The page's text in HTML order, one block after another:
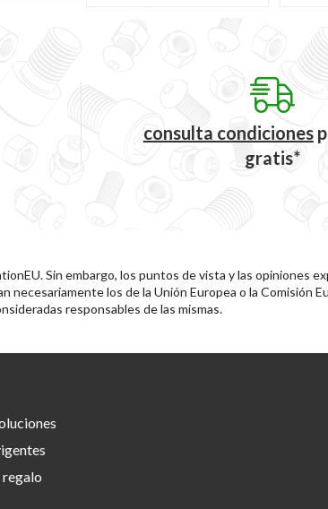
consulta condiciones
gratis*
Sin embargo, los puntos de vista y las opiniones
los de la Unión Europea o la Comisión
responsables de las mismas.
regalo